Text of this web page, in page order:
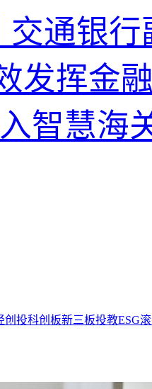
创投科创板新三板投教ESG